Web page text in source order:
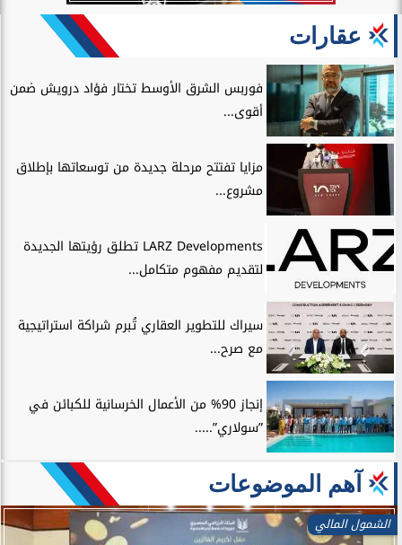
عقارات
فوربس الشرق الأوسط تختار فؤاد درويش ضمن
أقوى...
مزايا تفتتح مرحلة جديدة من توسعاتها بإطلاق
مشروع...
LARZ Developments تطلق رؤيتها الجديدة
لتقديم مفهوم متكامل...
سيراك للتطوير العقاري تُبرم شراكة استراتيجية
مع صرح...
إنجاز 90% من الأعمال الخرسانية للكبائن في
”سولاري”.....
آهم الموضوعات
الشمول المالي